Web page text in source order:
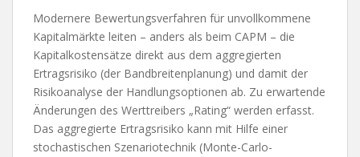
Modernere Bewertungsverfahren für unvollkommene
Kapitalmärkte leiten – anders als beim CAPM – die
Kapitalkostensätze direkt aus dem aggregierten
Ertragsrisiko (der Bandbreitenplanung) und damit der
Risikoanalyse der Handlungsoptionen ab. Zu erwartende
Änderungen des Werttreibers „Rating“ werden erfasst.
Das aggregierte Ertragsrisiko kann mit Hilfe einer
stochastischen Szenariotechnik (Monte-Carlo-